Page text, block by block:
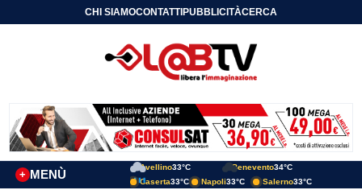
CHI SIAMOCONTATTIPUBBLICITÀCERCA
MENÙ
+
Avellino33°C Benevento34°C
Caserta33°C Napoli33°C Salerno33°C